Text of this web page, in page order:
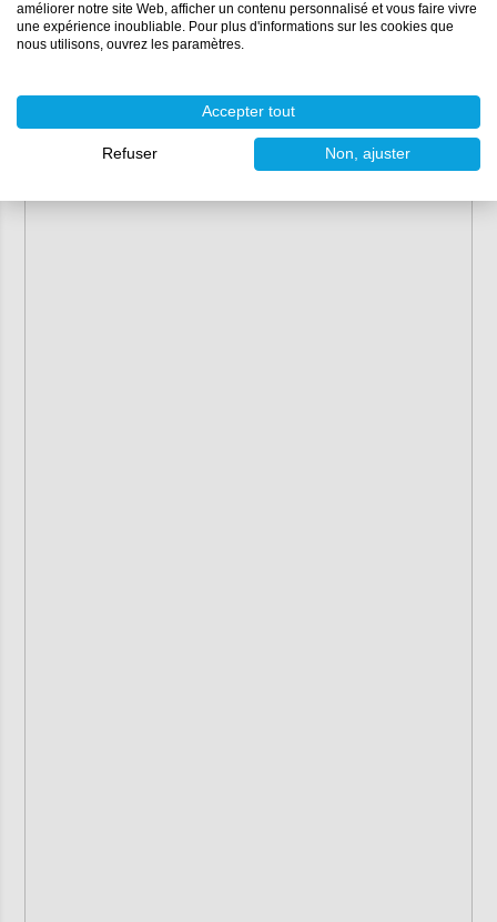
améliorer notre site Web, afficher un contenu personnalisé et vous faire vivre
une expérience inoubliable. Pour plus d'informations sur les cookies que
nous utilisons, ouvrez les paramètres.
Accepter tout
Refuser Non, ajuster